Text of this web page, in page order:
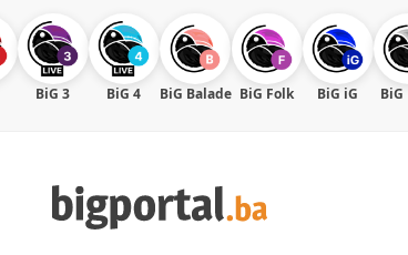
BiG 3 BiG 4 BiG Balade BiG Folk BiG iG BiG